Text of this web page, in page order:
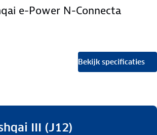
e-Power N-Connecta
Bekijk specificaties
III (J12)